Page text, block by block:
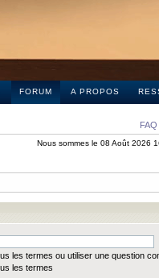
FORUM A PROPOS
FAQ
Nous sommes le 08 Août 2026
les termes ou utiliser une question
les termes